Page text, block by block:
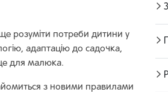
розуміти потреби дитини у
адаптацію до садочка,
для малюка.
з новими правилами